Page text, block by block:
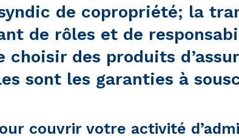
de copropriété; la
de rôles et de
choisir des produits
sont les garanties à
couvrir votre activité